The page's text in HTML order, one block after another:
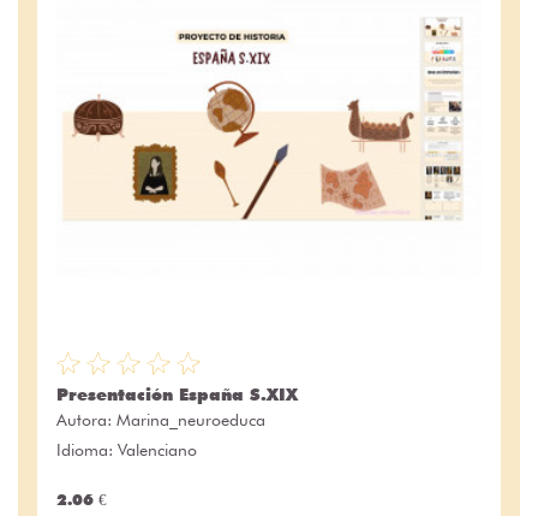
Presentación España S.XIX
Autora: Marina_neuroeduca
Idioma: Valenciano
2.06 €